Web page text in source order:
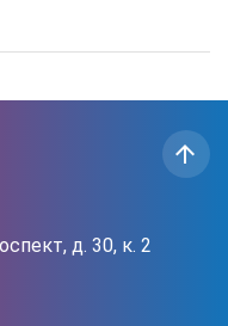
д. 30, к. 2